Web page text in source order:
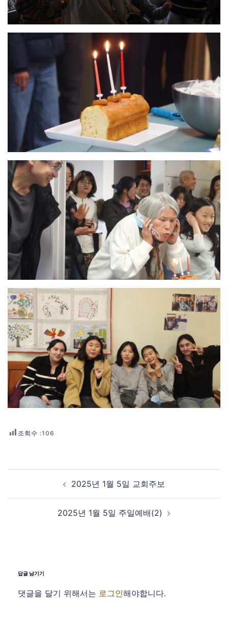
조회수 :106
Post navigation
2025년 1월 5일 교회주보
2025년 1월 5일 주일예배(2)
답글 남기기
댓글을 달기 위해서는 로그인해야합니다.